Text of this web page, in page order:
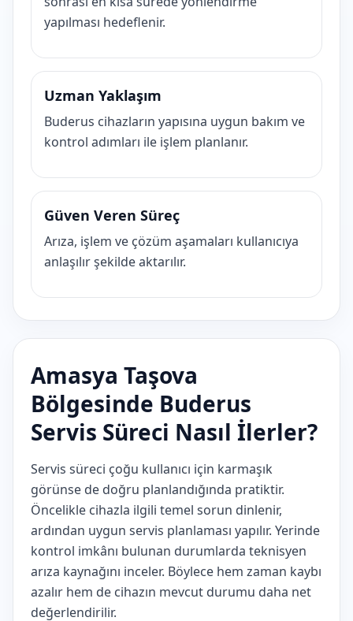
yapılması hedeflenir.
Uzman Yaklaşım
Buderus cihazların yapısına uygun bakım ve
kontrol adımları ile işlem planlanır.
Güven Veren Süreç
Arıza, işlem ve çözüm aşamaları kullanıcıya
anlaşılır şekilde aktarılır.
Amasya Taşova
Bölgesinde Buderus
Servis Süreci Nasıl İlerler?
Servis süreci çoğu kullanıcı için karmaşık
görünse de doğru planlandığında pratiktir.
Öncelikle cihazla ilgili temel sorun dinlenir,
ardından uygun servis planlaması yapılır. Yerinde
kontrol imkânı bulunan durumlarda teknisyen
arıza kaynağını inceler. Böylece hem zaman kaybı
azalır hem de cihazın mevcut durumu daha net
değerlendirilir.